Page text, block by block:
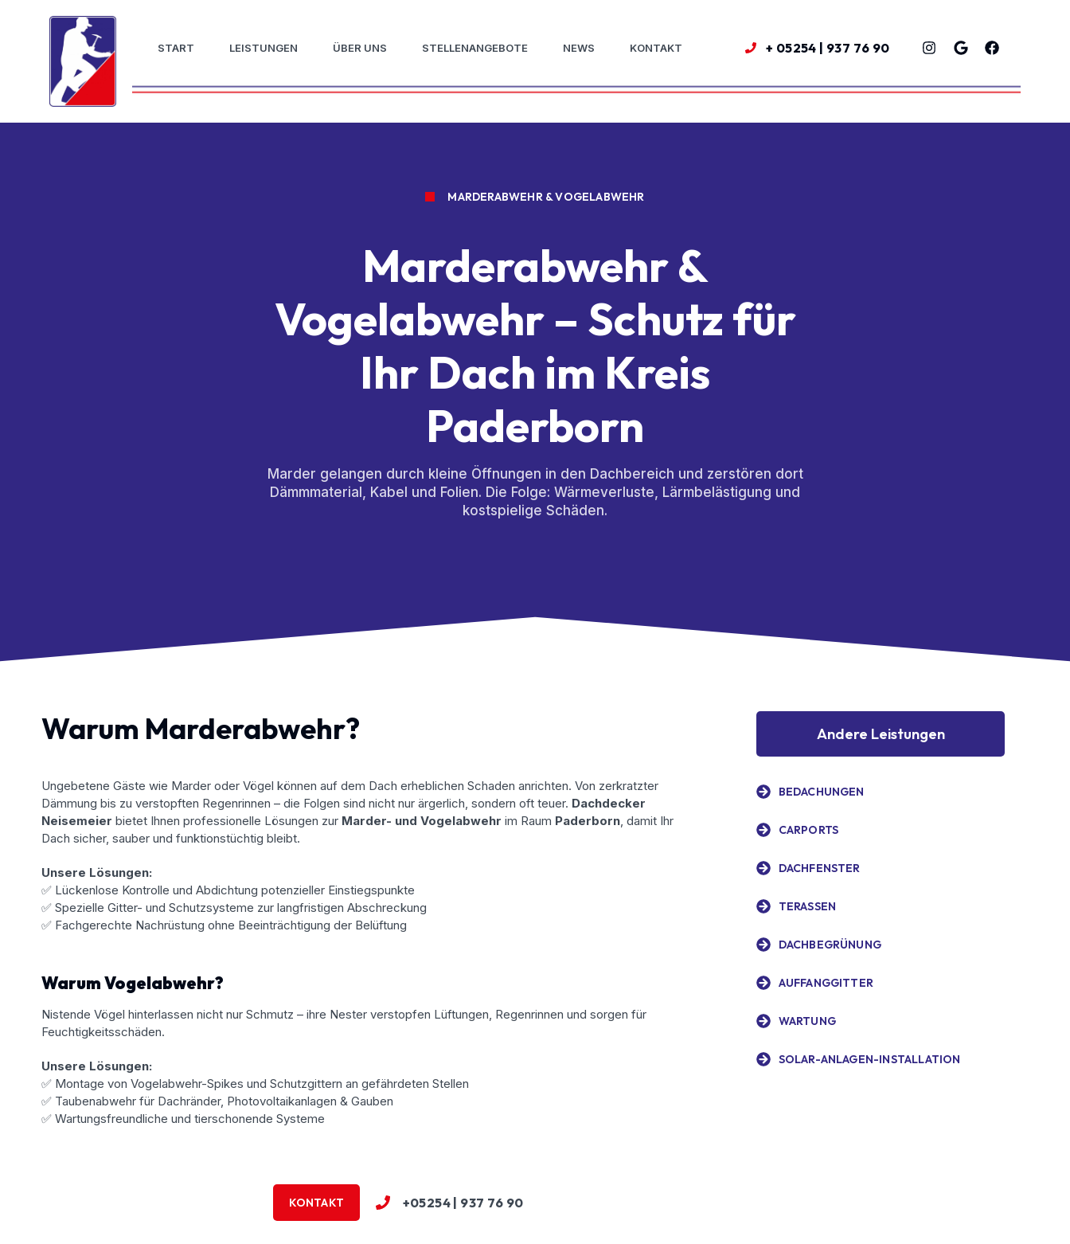
START LEISTUNGEN ÜBER UNS STELLENANGEBOTE NEWS KONTAKT + 05254 | 937 76 90
MARDERABWEHR & VOGELABWEHR
Marderabwehr &
Vogelabwehr – Schutz für
Ihr Dach im Kreis
Paderborn
Marder gelangen durch kleine Öffnungen in den Dachbereich und zerstören dort
Dämmmaterial, Kabel und Folien. Die Folge: Wärmeverluste, Lärmbelästigung und
kostspielige Schäden.
Warum Marderabwehr?
Ungebetene Gäste wie Marder oder Vögel können auf dem Dach erheblichen Schaden anrichten. Von zerkratzter
Dämmung bis zu verstopften Regenrinnen – die Folgen sind nicht nur ärgerlich, sondern oft teuer. Dachdecker
Neisemeier bietet Ihnen professionelle Lösungen zur Marder- und Vogelabwehr im Raum Paderborn, damit Ihr
Dach sicher, sauber und funktionstüchtig bleibt.
Unsere Lösungen:
✅ Lückenlose Kontrolle und Abdichtung potenzieller Einstiegspunkte
✅ Spezielle Gitter- und Schutzsysteme zur langfristigen Abschreckung
✅ Fachgerechte Nachrüstung ohne Beeinträchtigung der Belüftung
Warum Vogelabwehr?
Nistende Vögel hinterlassen nicht nur Schmutz – ihre Nester verstopfen Lüftungen, Regenrinnen und sorgen für
Feuchtigkeitsschäden.
Unsere Lösungen:
✅ Montage von Vogelabwehr-Spikes und Schutzgittern an gefährdeten Stellen
✅ Taubenabwehr für Dachränder, Photovoltaikanlagen & Gauben
✅ Wartungsfreundliche und tierschonende Systeme
KONTAKT +05254 | 937 76 90
Andere Leistungen
BEDACHUNGEN
CARPORTS
DACHFENSTER
TERASSEN
DACHBEGRÜNUNG
AUFFANGGITTER
WARTUNG
SOLAR-ANLAGEN-INSTALLATION